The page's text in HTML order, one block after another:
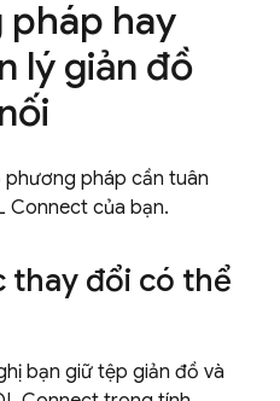
pháp hay
lý giản đồ
phương pháp cần tuân
Connectcủa bạn.
thay đổi có thể
bạn giữ tệp giản đồ và